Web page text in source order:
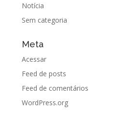
Notícia
Sem categoria
Meta
Acessar
Feed de posts
Feed de comentários
WordPress.org